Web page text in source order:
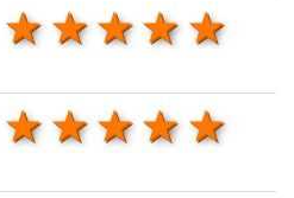
4
3 stars
2 stars
1 star
4
3 stars
2 stars
1 star